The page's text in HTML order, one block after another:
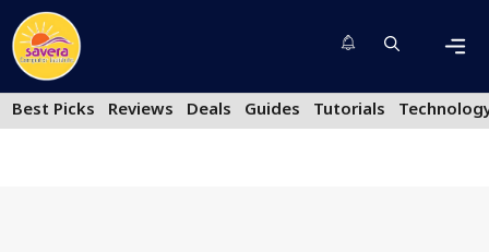
Skip
to
content
Best Picks
Reviews Deals Guides Tutorials